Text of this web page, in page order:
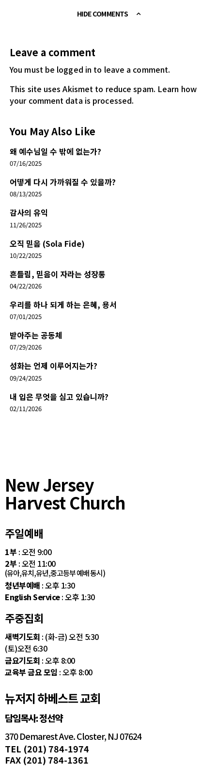
HIDE COMMENTS
Leave a comment
You must be logged in to leave a comment.
This site uses Akismet to reduce spam. Learn how
your comment data is processed.
You May Also Like
왜 예수님일 수 밖에 없는가?
07/16/2025
어떻게 다시 가까워질 수 있을까?
08/13/2025
감사의 유익
11/26/2025
오직 믿음 (Sola Fide)
10/22/2025
흔들림, 믿음이 자라는 성장통
04/22/2026
우리를 하나 되게 하는 은혜, 용서
07/01/2025
받아주는 공동체
07/29/2026
성화는 언제 이루어지는가?
09/24/2025
내 입은 무엇을 심고 있습니까?
02/11/2026
New Jersey
Harvest Church
주일예배
1부 : 오전 9:00
2부 : 오전 11:00
(유아,유치,유년,중고등부 예배 동시)
청년부예배 : 오후 1:30
English Service: 오후 1:30
주중집회
새벽기도회 : (화-금) 오전 5:30
(토)오전 6:30
금요기도회 : 오후 8:00
교육부 금요 모임 : 오후 8:00
뉴저지 하베스트 교회
담임목사: 정선약
370 Demarest Ave. Closter, NJ 07624
TEL (201) 784-1974
FAX (201) 784-1361